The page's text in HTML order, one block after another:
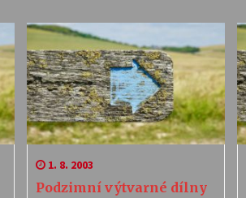
1. 8. 2003
Podzimní výtvarné dílny